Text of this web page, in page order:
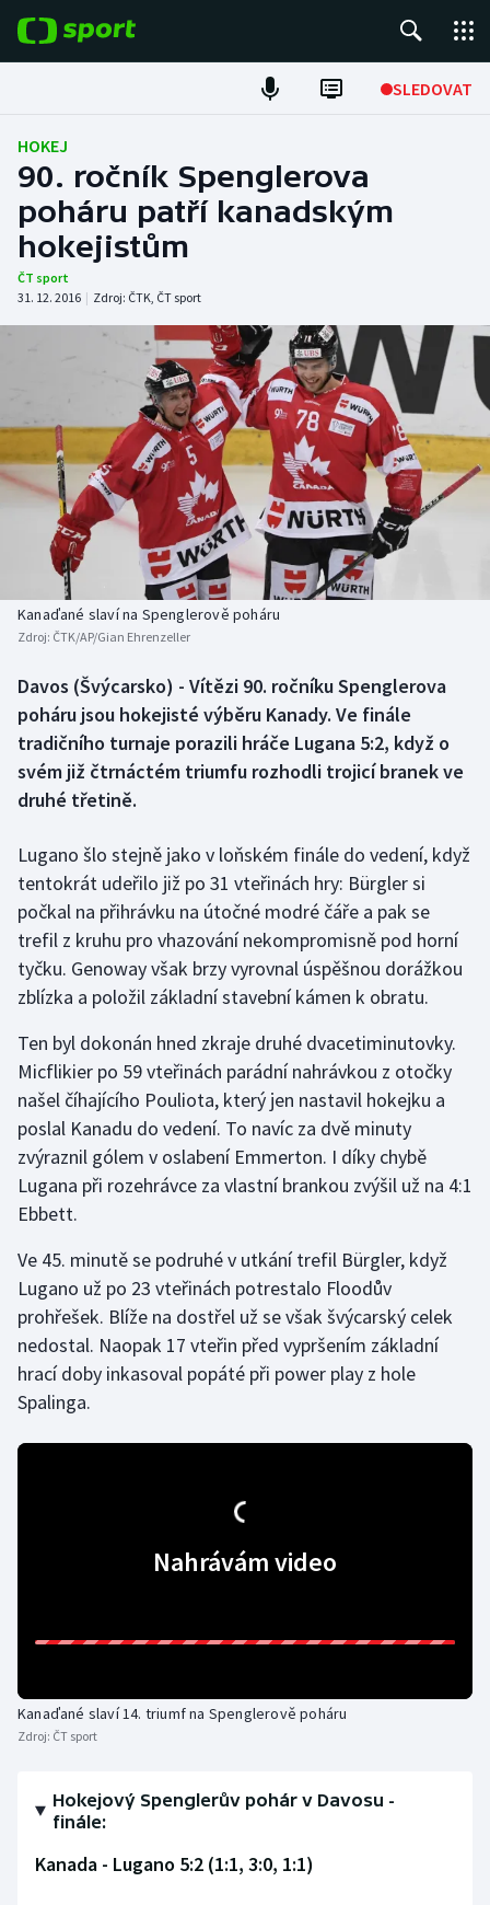
SLEDOVAT
Fotbal
Hokej
Tenis
Atletika
DALŠÍ SPORTY
Americký fotbal
Baseball a softbal
Basketbal
Biatlon
Box
Curling
Florbal
Golf
Gymnastika
Házená
Jezdectví
Judo
Lezení
Lyže a snowboard
Moderní pětiboj
Ragby
Rychlostní kanoistika
Short track
NEPŘEHLÉDNĚTE
Soutěže
Historické návraty
Aplikace ČT sport
HOKEJ
90. ročník Spenglerova
poháru patří kanadským
hokejistům
ČT sport
31. 12. 2016 | Zdroj: ČTK, ČT sport
Kanaďané slaví na Spenglerově poháru
Zdroj: ČTK/AP/Gian Ehrenzeller
Davos (Švýcarsko) - Vítězi 90. ročníku Spenglerova
poháru jsou hokejisté výběru Kanady. Ve finále
tradičního turnaje porazili hráče Lugana 5:2, když o
svém již čtrnáctém triumfu rozhodli trojicí branek ve
druhé třetině.
Lugano šlo stejně jako v loňském finále do vedení, když
tentokrát udeřilo již po 31 vteřinách hry: Bürgler si
počkal na přihrávku na útočné modré čáře a pak se
trefil z kruhu pro vhazování nekompromisně pod horní
tyčku. Genoway však brzy vyrovnal úspěšnou dorážkou
zblízka a položil základní stavební kámen k obratu.
Ten byl dokonán hned zkraje druhé dvacetiminutovky.
Micflikier po 59 vteřinách parádní nahrávkou z otočky
našel číhajícího Pouliota, který jen nastavil hokejku a
poslal Kanadu do vedení. To navíc za dvě minuty
zvýraznil gólem v oslabení Emmerton. I díky chybě
Lugana při rozehrávce za vlastní brankou zvýšil už na 4:1
Ebbett.
Ve 45. minutě se podruhé v utkání trefil Bürgler, když
Lugano už po 23 vteřinách potrestalo Floodův
prohřešek. Blíže na dostřel už se však švýcarský celek
nedostal. Naopak 17 vteřin před vypršením základní
hrací doby inkasoval popáté při power play z hole
Spalinga.
Nahrávám video
Kanaďané slaví 14. triumf na Spenglerově poháru
Zdroj: ČT sport
Hokejový Spenglerův pohár v Davosu -
finále:
Kanada - Lugano 5:2 (1:1, 3:0, 1:1)